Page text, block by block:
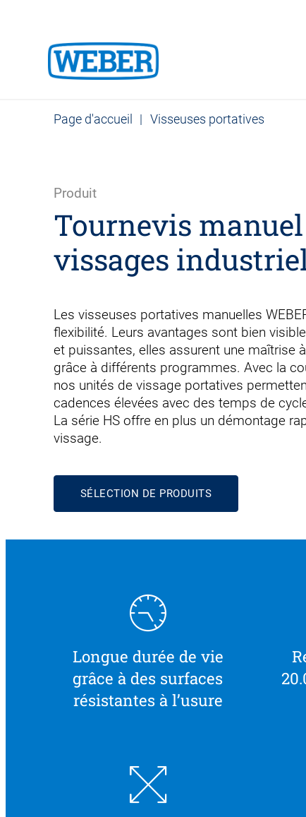
Page d'accueil | Visseuses portatives
Produit
Tournevis
vissages
Les visseuses portatives manuelles
flexibilité. Leurs avantages sont bien
et puissantes, elles assurent une maîtrise
grâce à différents programmes. Avec la
nos unités de vissage portatives
cadences élevées avec des temps de
La série HS offre en plus un démontage
vissage.
SÉLECTION DE PRODUITS
Longue durée de vie
grâce à des surfaces
résistantes à l’usure